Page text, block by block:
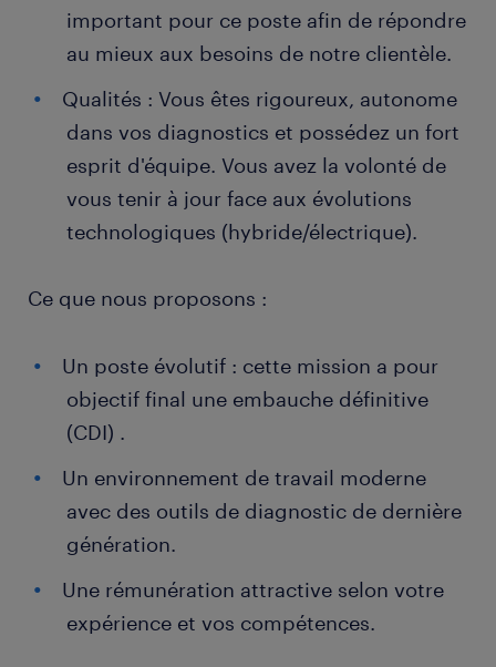
important pour ce poste afin de répondre
au mieux aux besoins de notre clientèle.
Qualités : Vous êtes rigoureux, autonome
dans vos diagnostics et possédez un fort
esprit d'équipe. Vous avez la volonté de
vous tenir à jour face aux évolutions
technologiques (hybride/électrique).
Ce que nous proposons :
Un poste évolutif : cette mission a pour
objectif final une embauche définitive
(CDI) .
Un environnement de travail moderne
avec des outils de diagnostic de dernière
génération.
Une rémunération attractive selon votre
expérience et vos compétences.